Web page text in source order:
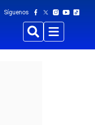
Síguenos
BuscarMenu